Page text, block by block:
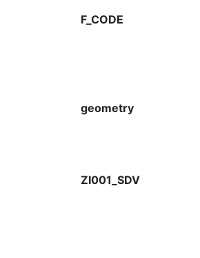
F_CODE
geometry
ZI001_SDV